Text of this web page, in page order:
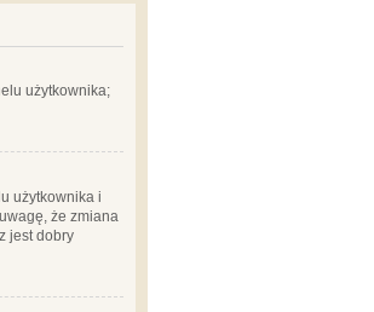
użytkownika;
użytkownika i
że zmiana
jest dobry